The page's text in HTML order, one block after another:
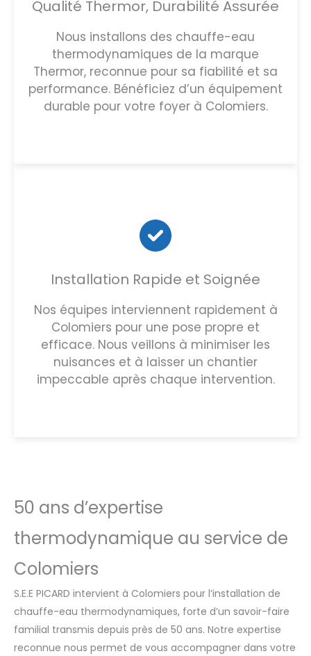
Qualité Thermor, Durabilité Assurée
Nous installons des chauffe-eau
thermodynamiques de la marque
Thermor, reconnue pour sa fiabilité et sa
performance. Bénéficiez d’un équipement
durable pour votre foyer à Colomiers.
Installation Rapide et Soignée
Nos équipes interviennent rapidement à
Colomiers pour une pose propre et
efficace. Nous veillons à minimiser les
nuisances et à laisser un chantier
impeccable après chaque intervention.
50 ans d’expertise
thermodynamique au service de
Colomiers
S.E.E PICARD intervient à Colomiers pour l’installation de
chauffe-eau thermodynamiques, forte d’un savoir-faire
familial transmis depuis près de 50 ans. Notre expertise
reconnue nous permet de vous accompagner dans votre